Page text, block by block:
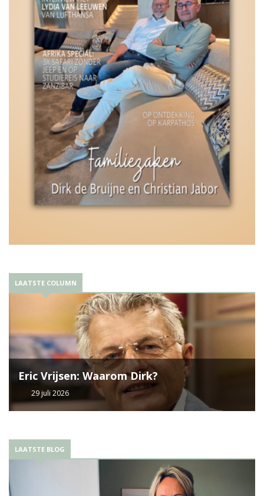
LAATSTE COLUMN
Eric Vrijsen: Waarom Dirk?
29 juli 2026
LAATSTE BLOG